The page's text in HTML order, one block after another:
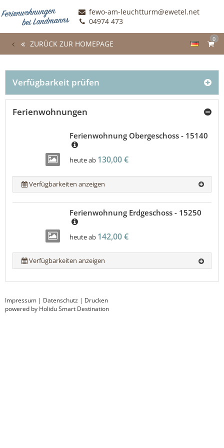
fewo-am-leuchtturm@ewetel.net
04974 473
0
ZURÜCK ZUR HOMEPAGE
Verfügbarkeit prüfen
Ferienwohnungen
Ferienwohnung Obergeschoss - 15140
heute ab 130,00 €
Verfügbarkeiten anzeigen
Ferienwohnung Erdgeschoss - 15250
heute ab 142,00 €
Verfügbarkeiten anzeigen
Impressum | Datenschutz | Drucken
powered by Holidu Smart Destination